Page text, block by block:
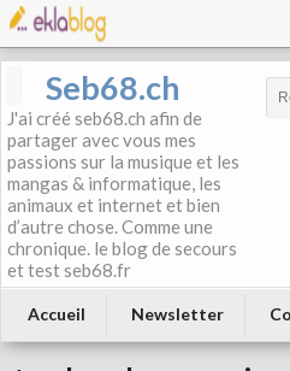
Seb68.ch
J'ai créé seb68.ch afin de
partager avec vous mes
passions sur la musique et les
mangas & informatique, les
animaux et internet et bien
d’autre chose. Comme une
chronique. le blog de secours
et test seb68.fr
Accueil Newsletter